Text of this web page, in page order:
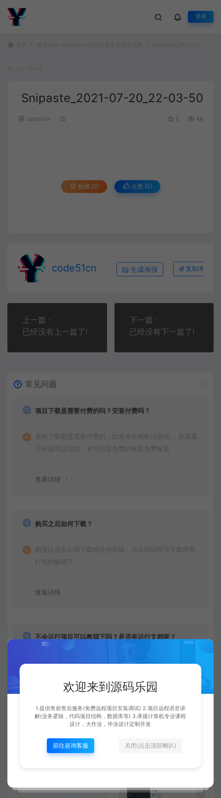
登录
Snipaste_2021-07-20_22-03-50
code51cn 0 49
收藏 (0) 点赞 (0)
code51cn 生成海报 复制本文链
上一篇：
已经没有上一篇了!
下一篇：
已经没有下一篇了!
常见问题
项目下载是需要付费的吗？安装付费吗？
是的下载都是需要付费的，如果有价格标注的话。 安装看
下标题旁边写的，有写明是免费的就是免费安装
查看详情
购买之后如何下载？
购买以后会出现下载地址的按钮，点击按钮即可下载所有
打包的能容了。
查看详情
不会运行项目可以教我下吗？是否有运行文档呀？
一般都是免费远程安装的，运行很简单，都是给你调试好
查看详情
相关文章
欢迎来到源码乐园
1.提供售前售后服务(免费远程项目安装调试) 2.项目远程语音讲
解(业务逻辑，代码项目结构，数据库等) 3.承接计算机专业课程
设计，大作业，毕业设计定制开发
前往咨询客服 关闭(点击顶部喇叭)